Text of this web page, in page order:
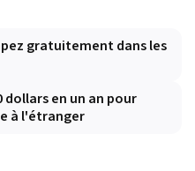
gratuitement dans les
dollars en un an pour
à l'étranger